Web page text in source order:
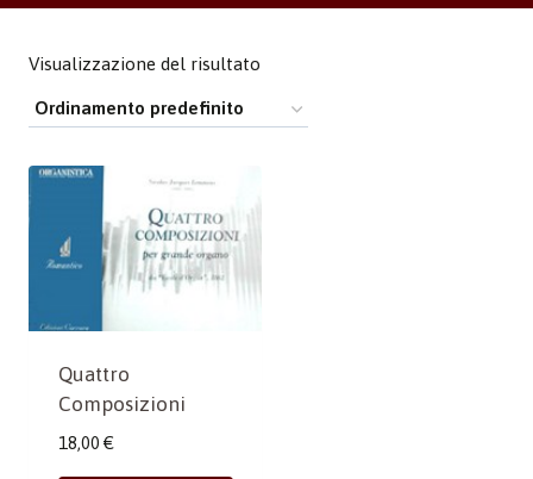
Visualizzazione del risultato
Quattro
Composizioni
18,00 €